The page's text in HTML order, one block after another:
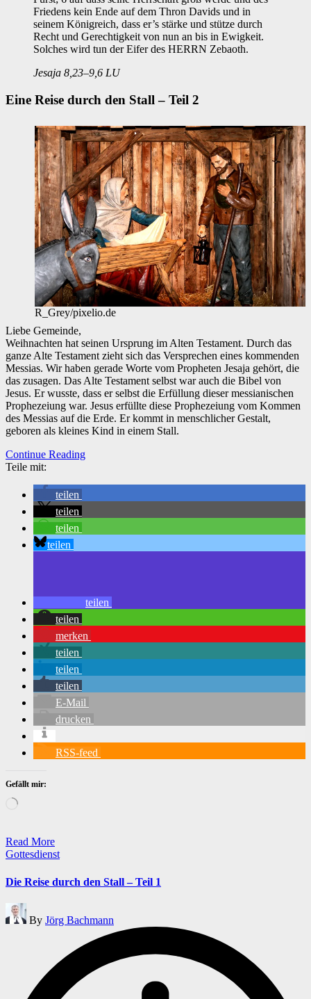
Friedens kein Ende auf dem Thron Davids und in
seinem Königreich, dass er’s stärke und stütze durch
Recht und Gerechtigkeit von nun an bis in Ewigkeit.
Solches wird tun der Eifer des HERRN Zebaoth.
Jesaja 8,23–9,6 LU
Eine Reise durch den Stall – Teil 2
R_Grey/pixelio.de
Liebe Gemeinde,
Weihnachten hat seinen Ursprung im Alten Testament. Durch das
ganze Alte Testament zieht sich das Versprechen eines kommenden
Messias. Wir haben gerade Worte vom Propheten Jesaja gehört, die
das zusagen. Das Alte Testament selbst war auch die Bibel von
Jesus. Er wusste, dass er selbst die Erfüllung dieser messianischen
Prophezeiung war. Jesus erfüllte diese Prophezeiung vom Kommen
des Messias auf die Erde. Er kommt in menschlicher Gestalt,
geboren als kleines Kind in einem Stall.
Continue Reading
Teile mit:
teilen
teilen
teilen
teilen
teilen
teilen
merken
teilen
teilen
teilen
E-Mail
drucken
RSS-feed
Gefällt mir:
Wird
Read More
Posted
Gottesdienst
Die Reise durch den Stall – Teil 1
Posted
by
By Jörg Bachmann